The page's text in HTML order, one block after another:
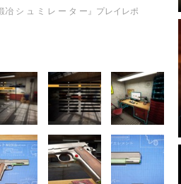
シ ュ ミ レ ー タ ー』プレイレポ